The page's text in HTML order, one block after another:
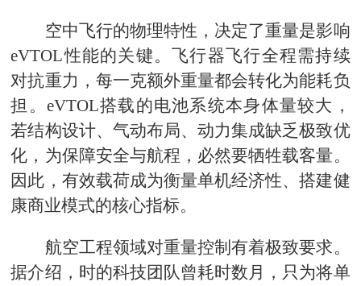
空中飞行的物理特性，决定了重量是影响
eVTOL性能的关键。飞行器飞行全程需持续
对抗重力，每一克额外重量都会转化为能耗负
担。eVTOL搭载的电池系统本身体量较大，
若结构设计、气动布局、动力集成缺乏极致优
化，为保障安全与航程，必然要牺牲载客量。
因此，有效载荷成为衡量单机经济性、搭建健
康商业模式的核心指标。
航空工程领域对重量控制有着极致要求。
据介绍，时的科技团队曾耗时数月，只为将单